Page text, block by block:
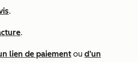
.
.
lien de paiement ou d’un